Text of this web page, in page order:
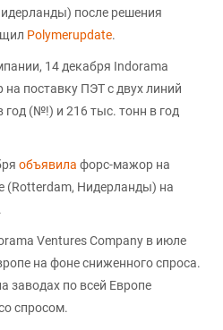
после решения
Polymerupdate.
14 декабря Indorama
поставку ПЭТ с двух линий
(№!) и 216 тыс. тонн в год
объявила форс-мажор на
(Rotterdam, Нидерланды) на
Ventures Company в июле
на фоне сниженного спроса.
заводах по всей Европе
спросом.